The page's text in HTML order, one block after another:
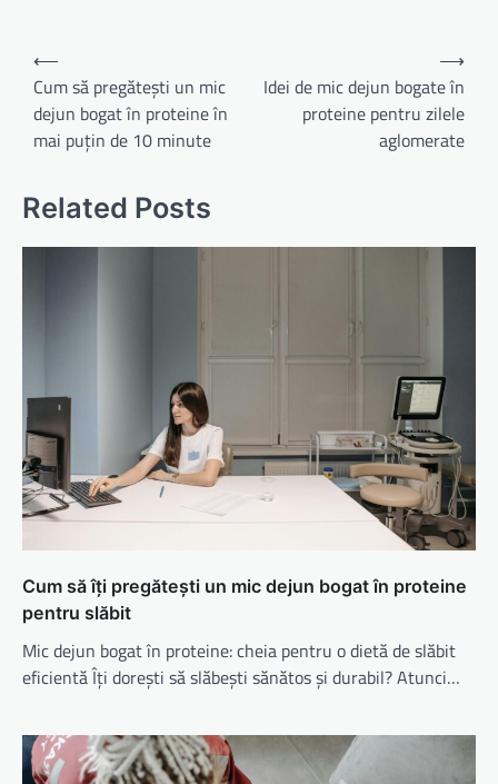
Navigare
în
articole
⟵
Cum să pregătești un mic
dejun bogat în proteine în
mai puțin de 10 minute
Idei de mic dejun bogate în
proteine pentru zilele
aglomerate
⟶
Related Posts
Cum să îți pregătești un mic dejun bogat în proteine
pentru slăbit
Mic dejun bogat în proteine: cheia pentru o dietă de slăbit
eficientă Îți dorești să slăbești sănătos și durabil? Atunci…